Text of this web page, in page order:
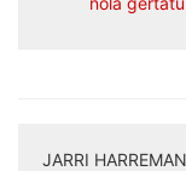
JARRI